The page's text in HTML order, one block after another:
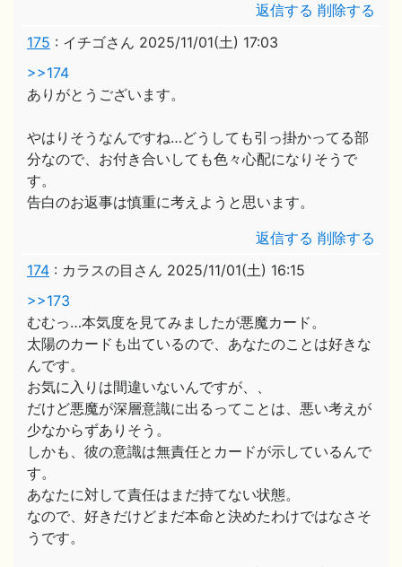
返信する 削除する
175 : イチゴさん 2025/11/01(土) 17:03
>>174
ありがとうございます。
やはりそうなんですね…どうしても引っ掛かってる部
分なので、お付き合いしても色々心配になりそうで
す。
告白のお返事は慎重に考えようと思います。
返信する 削除する
174 : カラスの目さん 2025/11/01(土) 16:15
>>173
むむっ…本気度を見てみましたが悪魔カード。
太陽のカードも出ているので、あなたのことは好きな
んです。
お気に入りは間違いないんですが、、
だけど悪魔が深層意識に出るってことは、悪い考えが
少なからずありそう。
しかも、彼の意識は無責任とカードが示しているんで
す。
あなたに対して責任はまだ持てない状態。
なので、好きだけどまだ本命と決めたわけではなさそ
うです。